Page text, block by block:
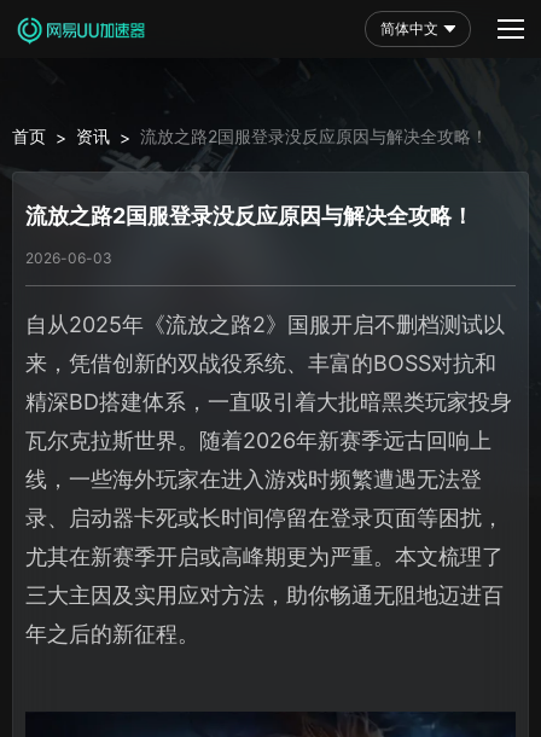
简体中文
首页 > 资讯 > 流放之路2国服登录没反应原因与解决全攻略！
流放之路2国服登录没反应原因与解决全攻略！
2026-06-03
自从2025年《流放之路2》国服开启不删档测试以
来，凭借创新的双战役系统、丰富的BOSS对抗和
精深BD搭建体系，一直吸引着大批暗黑类玩家投身
瓦尔克拉斯世界。随着2026年新赛季远古回响上
线，一些海外玩家在进入游戏时频繁遭遇无法登
录、启动器卡死或长时间停留在登录页面等困扰，
尤其在新赛季开启或高峰期更为严重。本文梳理了
三大主因及实用应对方法，助你畅通无阻地迈进百
年之后的新征程。